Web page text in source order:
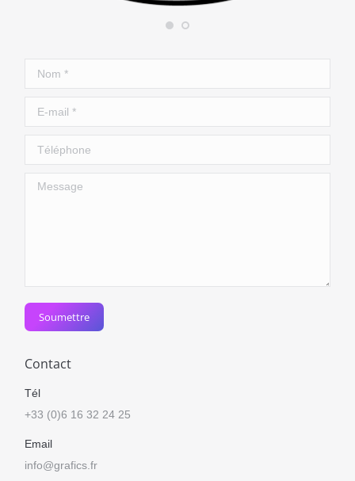
Nom *
E-mail *
Téléphone
Message
Soumettre
Contact
Tél
+33 (0)6 16 32 24 25
Email
info@grafics.fr